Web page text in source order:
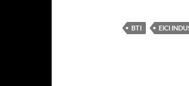
BTI EICI